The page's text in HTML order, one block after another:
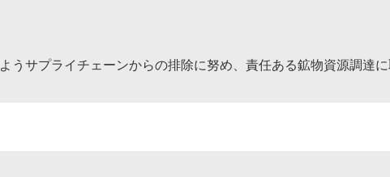
うサプライチェーンからの排除に努め、責任ある鉱物資源調達に